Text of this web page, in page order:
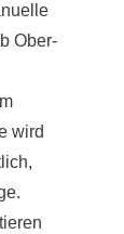
Ober-
wird